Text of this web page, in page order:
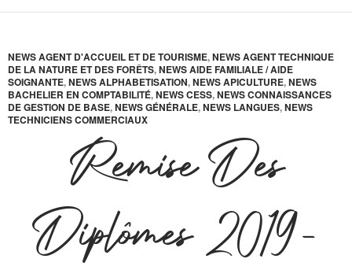
NEWS AGENT D'ACCUEIL ET DE TOURISME,NEWS AGENT TECHNIQUE
DE LA NATURE ET DES FORÊTS,NEWS AIDE FAMILIALE / AIDE
SOIGNANTE,NEWS ALPHABETISATION,NEWS APICULTURE,NEWS
BACHELIER EN COMPTABILITÉ,NEWS CESS,NEWS CONNAISSANCES
DE GESTION DE BASE,NEWS GÉNÉRALE,NEWS LANGUES,NEWS
TECHNICIENS COMMERCIAUX
Remise Des
Diplômes 2019-